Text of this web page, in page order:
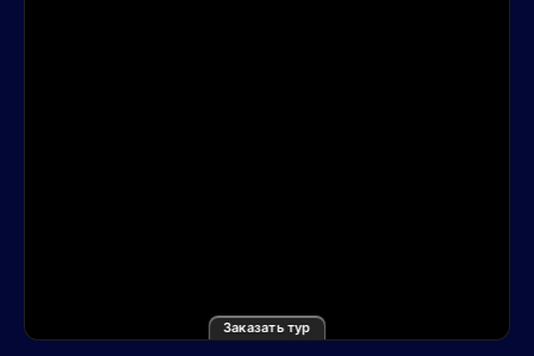
Заказать тур